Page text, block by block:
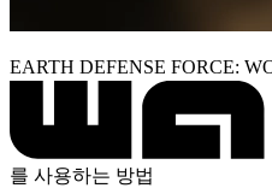
EARTH DEFENSE FORCE:
를 사용하는 방법